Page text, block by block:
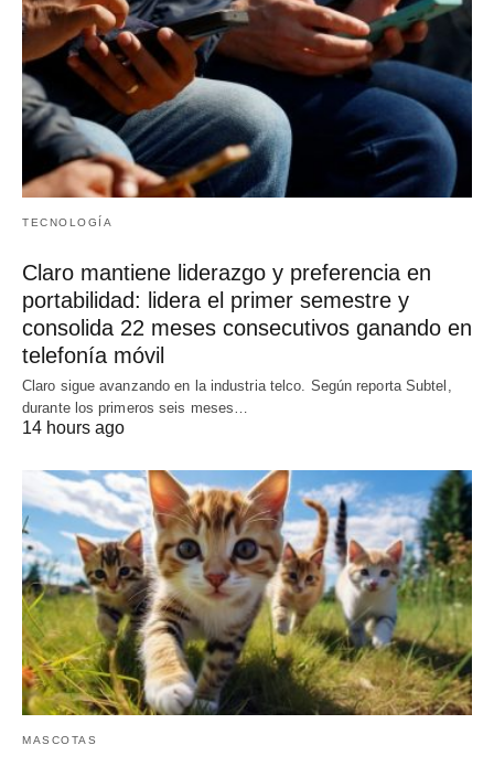
TECNOLOGÍA
Claro mantiene liderazgo y preferencia en
portabilidad: lidera el primer semestre y
consolida 22 meses consecutivos ganando en
telefonía móvil
Claro sigue avanzando en la industria telco. Según reporta Subtel,
durante los primeros seis meses…
14 hours ago
MASCOTAS